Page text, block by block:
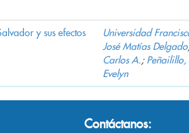
y sus efectos
Universidad
José Matías Delgado
Carlos A.;
Evelyn
Contáctanos: